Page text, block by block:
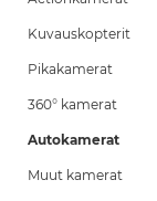
Kuvauskopterit
Pikakamerat
360° kamerat
Autokamerat
Muut kamerat